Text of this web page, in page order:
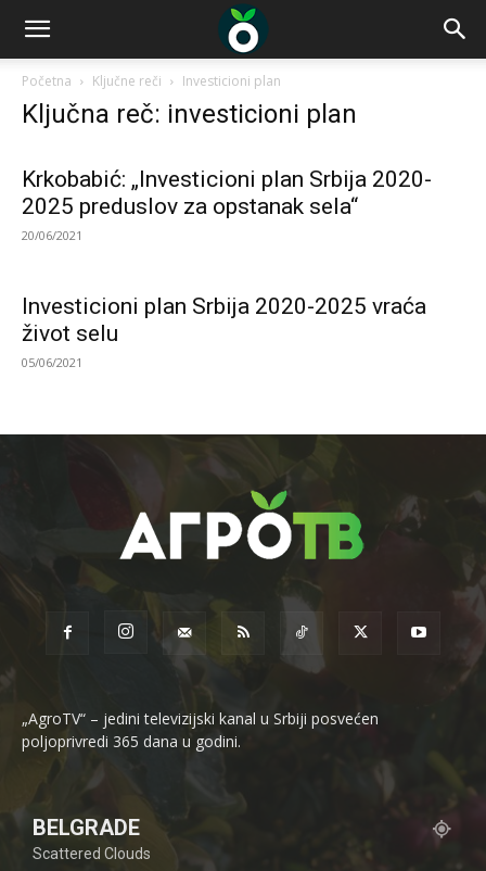
Početna Ključne reči Investicioni plan
Ključna reč: investicioni plan
Krkobabić: „Investicioni plan Srbija 2020-
2025 preduslov za opstanak sela“
20/06/2021
Investicioni plan Srbija 2020-2025 vraća
život selu
05/06/2021
„AgroTV“ – jedini televizijski kanal u Srbiji posvećen
poljoprivredi 365 dana u godini.
BELGRADE
Scattered Clouds